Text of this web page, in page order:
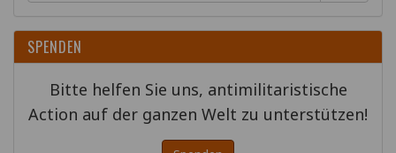
SPENDEN
Bitte helfen Sie uns, antimilitaristische
Action auf der ganzen Welt zu unterstützen!